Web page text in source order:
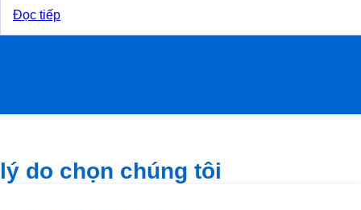
Đọc tiếp
lý do chọn chúng tôi